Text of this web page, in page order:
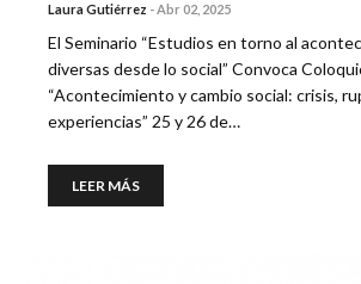
Laura Gutiérrez -Abr 02, 2025
El Seminario “Estudios en torno al
diversas desde lo social” Convoca
“Acontecimiento y cambio social: crisis,
experiencias” 25 y 26 de…
LEER MÁS